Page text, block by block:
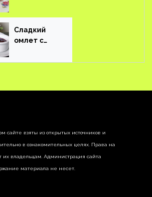
Сладкий
омлет с
сайте взяты из открытых источников и
в ознакомительных целях. Права на
владельцам. Администрация сайта
материала не несет.